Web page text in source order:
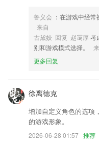
鲁义会 ：在游戏中经
来自
古黛姣 回复 赵霭厚考
别和游戏模式选择。
更多回复
徐离德克
增加自定义角色的选项
的游戏形象。
2026-06-28 01:57 推荐